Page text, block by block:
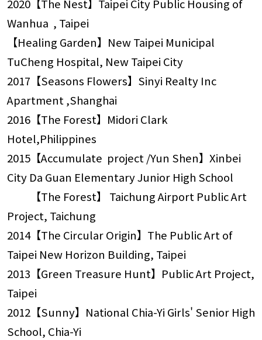
2020【The Nest】Taipei City Public Housing of
Wanhua , Taipei
【Healing Garden】New Taipei Municipal
TuCheng Hospital, New Taipei City
2017【Seasons Flowers】Sinyi Realty Inc
Apartment ,Shanghai
2016【The Forest】Midori Clark
Hotel,Philippines
2015【Accumulate project /Yun Shen】Xinbei
City Da Guan Elementary Junior High School
【The Forest】 Taichung Airport Public Art
Project, Taichung
2014【The Circular Origin】The Public Art of
Taipei New Horizon Building, Taipei
2013【Green Treasure Hunt】Public Art Project,
Taipei
2012【Sunny】National Chia-Yi Girls' Senior High
School, Chia-Yi